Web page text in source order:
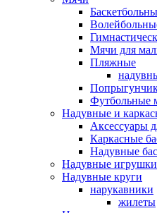
Мячи для
Пляжные
Футбольные
Надувные и
Аксессуары
Каркасные
Надувные
Надувные игрушки
Надувные круги
нарукавники
жилеты